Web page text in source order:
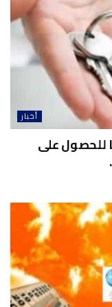
أخبار
للحصول على